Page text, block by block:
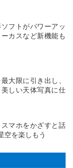
フトがパワーアッ
カスなど新機能も
大限に引き出し、
しい天体写真に仕
マホをかざすと話
空を楽しもう